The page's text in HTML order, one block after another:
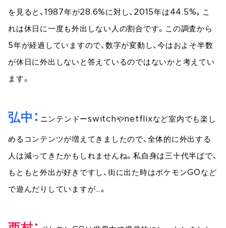
を見ると、1987年が28.6%に対し、2015年は44.5%。こ
れは休日に一度も外出しない人の割合です。この調査から
5年が経過していますので、数字が変動し、今はおよそ半数
が休日に外出しないと答えているのではないかと考えてい
ます。
弘中 ニンテンドーswitchやnetflixなど室内でも楽し
めるコンテンツが増えてきましたので、全体的に外出する
人は減ってきたかもしれませんね。私自身は三十代半ばで、
もともと外出が好きですし、街に出た時はポケモンGOなど
で遊んだりしていますが…。